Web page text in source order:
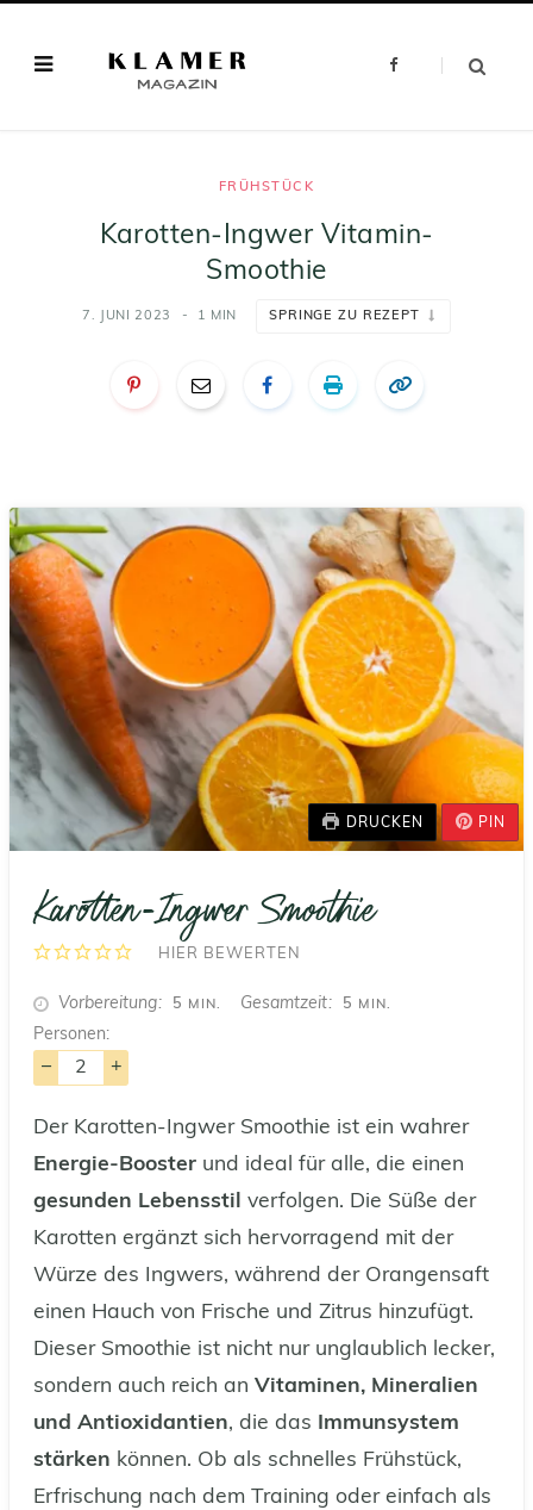
F
FRÜHSTÜCK
Karotten-Ingwer Vitamin-
Smoothie
7. JUNI 2023 1 MIN SPRINGE ZU REZEPT
DRUCKEN PIN
Karotten-Ingwer Smoothie
HIER BEWERTEN
Vorbereitung 5 MINUTEN
MIN. Gesamtzeit 5 MINUTEN
MIN.
Personen:
– +
Der Karotten-Ingwer Smoothie ist ein wahrer
Energie-Booster und ideal für alle, die einen
gesunden Lebensstil
verfolgen. Die Süße der
Karotten ergänzt sich hervorragend mit der
Würze des Ingwers, während der Orangensaft
einen Hauch von Frische und Zitrus hinzufügt.
Dieser Smoothie ist nicht nur unglaublich lecker,
sondern auch reich an Vitaminen, Mineralien
und Antioxidantien, die das
Immunsystem
stärken können. Ob als schnelles Frühstück,
Erfrischung nach dem Training oder einfach als